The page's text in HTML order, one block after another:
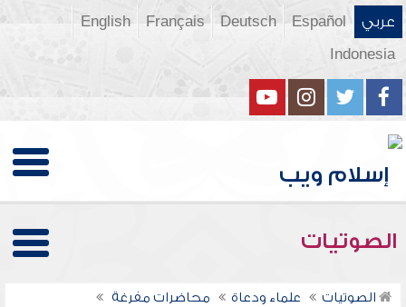
عربي Español
Deutsch
Français
English
Indonesia
الصوتيات
الصوتيات علماء ودعاة
محاضرات مفرغة